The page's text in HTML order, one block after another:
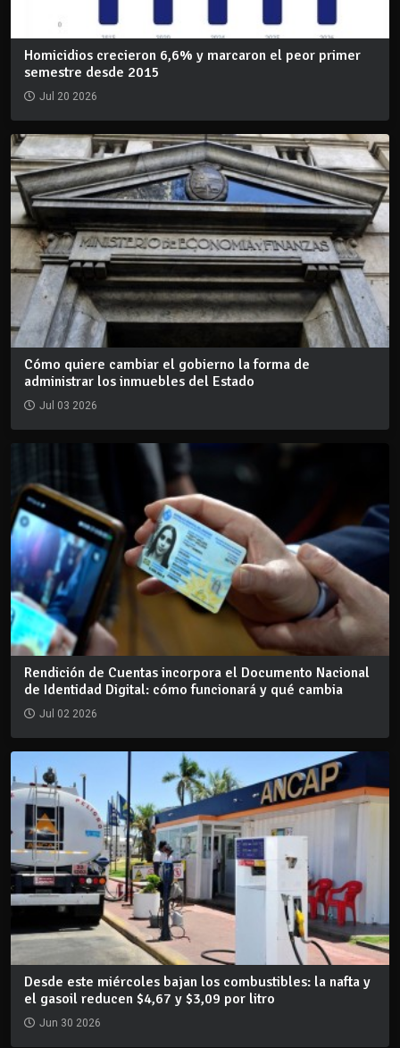
Homicidios crecieron 6,6% y marcaron el peor primer
semestre desde 2015
Jul 20 2026
Cómo quiere cambiar el gobierno la forma de
administrar los inmuebles del Estado
Jul 03 2026
Rendición de Cuentas incorpora el Documento Nacional
de Identidad Digital: cómo funcionará y qué cambia
Jul 02 2026
Desde este miércoles bajan los combustibles: la nafta y
el gasoil reducen $4,67 y $3,09 por litro
Jun 30 2026